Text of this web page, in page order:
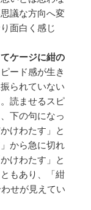
議な方向へ変
面白く感じ
ケージに紺の
ード感が生き
られていない
読ませるスピ
下の句になっ
けわたす」と
から急に切れ
けわたす」と
もあり、「紺
せが見えてい